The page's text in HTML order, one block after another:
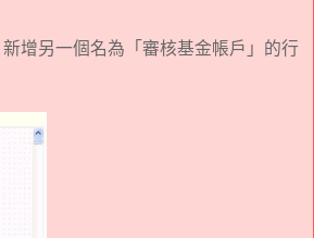
增另一個名為「審核基金帳戶」的行